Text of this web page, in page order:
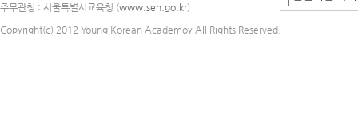
주무관청 : 서울특별시교육청 (www.sen.go.kr)
Copyright(c) 2012 Young Korean Academoy All Rights Reserved.